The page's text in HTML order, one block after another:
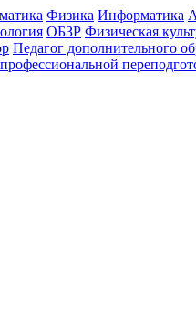
Физика Информатика
ОБЗР Физическая
Педагог дополнительного